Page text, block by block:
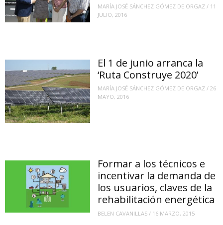
MARÍA JOSÉ SÁNCHEZ GÓMEZ DE ORGAZ / 11
JULIO, 2016
El 1 de junio arranca la
‘Ruta Construye 2020’
MARÍA JOSÉ SÁNCHEZ GÓMEZ DE ORGAZ /26
MAYO, 2016
Formar a los técnicos e
incentivar la demanda de
los usuarios, claves de la
rehabilitación energética
BELEN CAVANILLAS / 16 MARZO, 2015